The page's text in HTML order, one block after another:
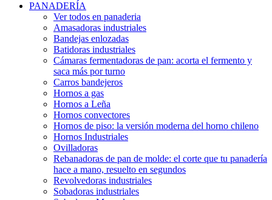
PANADERÍA
Ver todos en panaderia
Amasadoras industriales
Bandejas enlozadas
Batidoras industriales
Cámaras fermentadoras de pan: acorta el fermento y
saca más por turno
Carros bandejeros
Hornos a gas
Hornos a Leña
Hornos convectores
Hornos de piso: la versión moderna del horno chileno
Hornos Industriales
Ovilladoras
Rebanadoras de pan de molde: el corte que tu panadería
hace a mano, resuelto en segundos
Revolvedoras industriales
Sobadoras industriales